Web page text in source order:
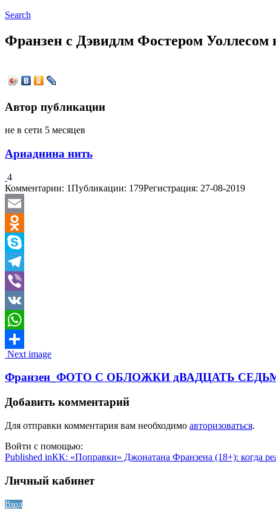
Search
Франзен с Дэвидлм Фостером Уоллесом
Автор публикации
не в сети 5 месяцев
Ариаднина нить
4
Комментарии: 1Публикации: 179Регистрация: 27-08-2019
Email
Odnoklassniki
Skype
Telegram
Viber
VK
WhatsApp
Отправить
Image
navigation
Next image
Франзен_ФОТО С ОБЛОЖКИ дВАДЦАТЬ
Добавить комментарий
Для отправки комментария вам необходимо авторизоваться.
Войти с помощью:
Навигация
по
Published inКК: «Поправки» Джонатана Франзена (18+): когда
Личный кабинет
Вход